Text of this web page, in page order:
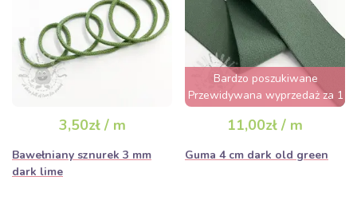
3,50zł / m
Bawełniany sznurek 3 mm
dark lime
Bardzo poszukiwane
Przewidywana wyprzedaż za 1
11,00zł / m
Guma 4 cm dark old green